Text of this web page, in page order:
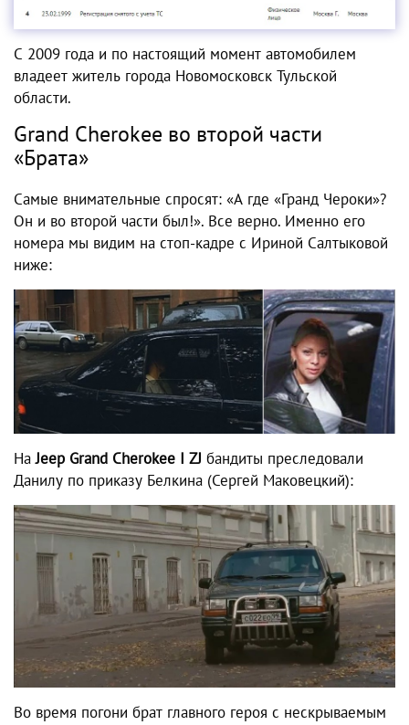
С 2009 года и по настоящий момент автомобилем
владеет житель города Новомосковск Тульской
области.
Grand Cherokee во второй части
«Брата»
Самые внимательные спросят: «А где «Гранд Чероки»?
Он и во второй части был!». Все верно. Именно его
номера мы видим на стоп-кадре с Ириной Салтыковой
ниже:
НаJeep Grand Cherokee I ZJ бандиты преследовали
Данилу по приказу Белкина (Сергей Маковецкий):
Во время погони брат главного героя с нескрываемым